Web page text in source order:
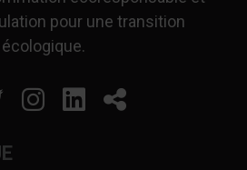
pour une transition
écologique.
lien s'ouvrira dans
Twitter
Ce lien s'ouvrira
Instagram
Ce lien s'ouvrira
LinkedIn
Ce lienPartager